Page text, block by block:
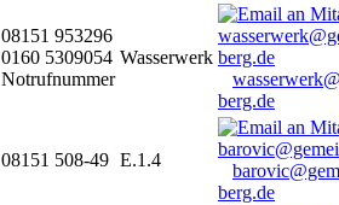
08151 953296
0160 5309054
Notrufnummer
Wasserwerk
berg.de
08151 508-49 E.1.4
berg.de